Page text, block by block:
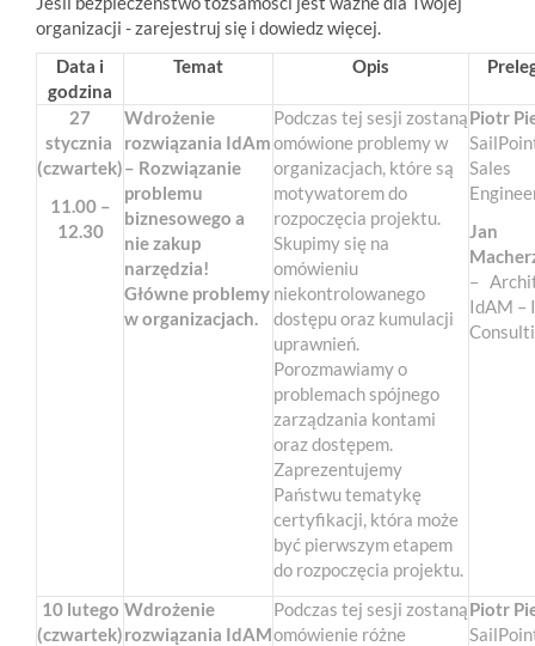
organizacji - zarejestruj się i dowiedz więcej.
Data i
godzina
Temat Opis
27
stycznia
(czwartek)
11.00 –
12.30
Wdrożenie
rozwiązania IdAm
– Rozwiązanie
problemu
biznesowego a
nie zakup
narzędzia!
Główne problemy
w organizacjach.
Podczas tej sesji zostaną
omówione problemy w
organizacjach, które są
motywatorem do
rozpoczęcia projektu.
Skupimy się na
omówieniu
niekontrolowanego
dostępu oraz kumulacji
uprawnień.
Porozmawiamy o
problemach spójnego
zarządzania kontami
oraz dostępem.
Zaprezentujemy
Państwu tematykę
certyfikacji, która może
być pierwszym etapem
do rozpoczęcia projektu.
Piotr
Sales
Jan
–
IdAM –
10 lutego
(czwartek)
Wdrożenie
rozwiązania IdAM
Podczas tej sesji zostaną
omówienie różne
Piotr